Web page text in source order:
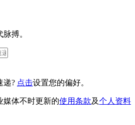
搏。
递? 点击设置您的偏好。
媒体不时更新的使用条款及个人资料